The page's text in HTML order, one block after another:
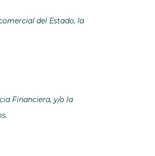
del Estado, la
Financiera, y/o la